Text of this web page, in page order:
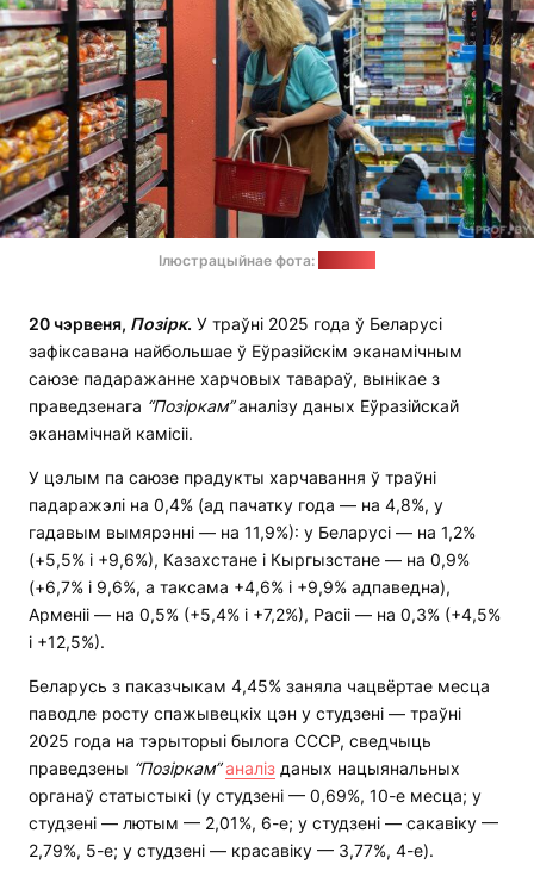
Ілюстрацыйнае фота:
20 чэрвеня, Позірк. У траўні 2025 года ў Беларусі
зафіксавана найбольшае ў Еўразійскім эканамічным
саюзе падаражанне харчовых тавараў, вынікае з
праведзенага “Позіркам”аналізу даных Еўразійскай
эканамічнай камісіі.
У цэлым па саюзе прадукты харчавання ў траўні
падаражэлі на 0,4% (ад пачатку года — на 4,8%, у
гадавым вымярэнні — на 11,9%): у Беларусі — на 1,2%
(+5,5% і +9,6%), Казахстане і Кыргызстане — на 0,9%
(+6,7% і 9,6%, а таксама +4,6% і +9,9% адпаведна),
Арменіі — на 0,5% (+5,4% і +7,2%), Расіі — на 0,3% (+4,5%
і +12,5%).
Беларусь з паказчыкам 4,45% заняла чацвёртае месца
паводле росту спажывецкіх цэн у студзені — траўні
2025 года на тэрыторыі былога СССР, сведчыць
праведзены “Позіркам” аналіз даных нацыянальных
органаў статыстыкі (у студзені — 0,69%, 10-е месца; у
студзені — лютым — 2,01%, 6-е; у студзені — сакавіку —
2,79%, 5-е; у студзені — красавіку — 3,77%, 4-е).